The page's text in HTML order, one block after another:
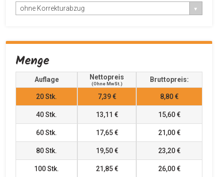
ohne Korrekturabzug
Menge
Auflage Nettopreis
(ohne MwSt.)
Bruttopreis:
20Stk. 7,39 € 8,80 €
40Stk. 13,11 € 15,60 €
60Stk. 17,65 € 21,00 €
80Stk. 19,50 € 23,20 €
100Stk. 21,85 € 26,00 €